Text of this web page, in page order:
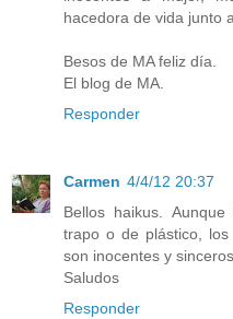
hacedora de vida junto
Besos de MA feliz día.
El blog de MA.
Responder
Carmen 4/4/12 20:37
Bellos haikus.
trapo o de plástico,
son inocentes y sinceros.
Saludos
Responder